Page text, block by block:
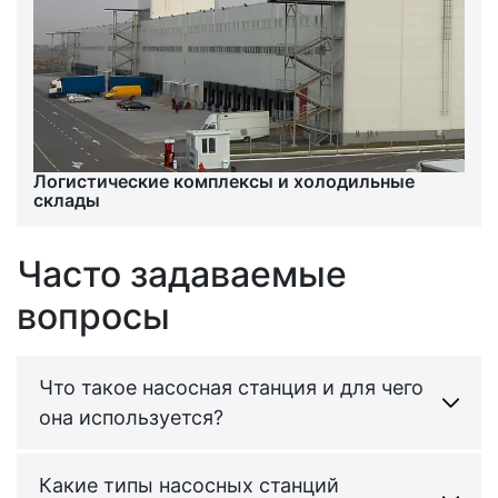
Логистические комплексы и холодильные
склады
Часто задаваемые
вопросы
Что такое насосная станция и для чего
она используется?
Насосная станция — это комплексное
Какие типы насосных станций